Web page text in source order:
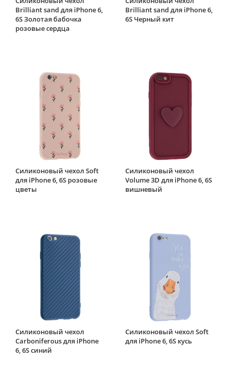
Brilliant sand для iPhone 6,
6S Золотая бабочка
розовые сердца
Brilliant sand для iPhone 6,
6S Черный кит
Силиконовый чехол Soft
для iPhone 6, 6S розовые
цветы
Силиконовый чехол
Volume 3D для iPhone 6, 6S
вишневый
Силиконовый чехол
Carboniferous для iPhone
6, 6S синий
Силиконовый чехол Soft
для iPhone 6, 6S кусь